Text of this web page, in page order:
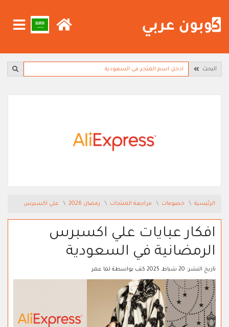
البحث
الرئيسية خصومات مراجعة المنتجات رمضان 2026 علي اكسبرس
افكار عبايات علي اكسبرس
الرمضانية في السعودية
تاريخ النشر: 20 شباط, 2025 كتب بواسطة لما عمر